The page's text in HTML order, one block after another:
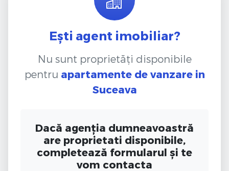
Ești agent imobiliar?
Nu sunt proprietăți disponibile
pentru apartamente de vanzare in
Suceava
Dacă agenția dumneavoastră
are proprietati disponibile,
completează formularul și te
vom contacta